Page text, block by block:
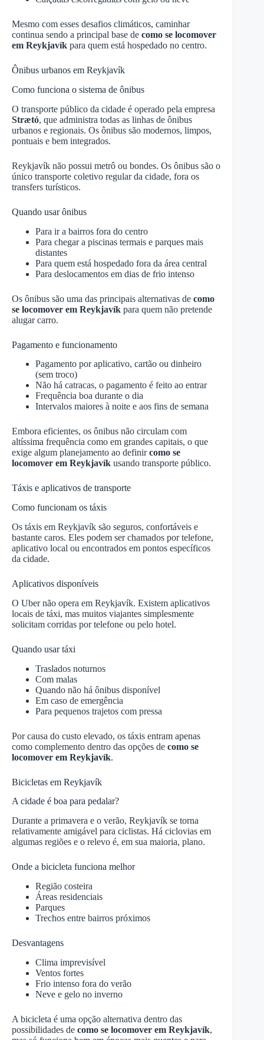
Mesmo com esses desafios climáticos, caminhar
continua sendo a principal base de como se locomover
em Reykjavík para quem está hospedado no centro.
Ônibus urbanos em Reykjavík
Como funciona o sistema de ônibus
O transporte público da cidade é operado pela empresa
Strætó, que administra todas as linhas de ônibus
urbanos e regionais. Os ônibus são modernos, limpos,
pontuais e bem integrados.
Reykjavík não possui metrô ou bondes. Os ônibus são o
único transporte coletivo regular da cidade, fora os
transfers turísticos.
Quando usar ônibus
Para ir a bairros fora do centro
Para chegar a piscinas termais e parques mais
distantes
Para quem está hospedado fora da área central
Para deslocamentos em dias de frio intenso
Os ônibus são uma das principais alternativas de como
se locomover em Reykjavík para quem não pretende
alugar carro.
Pagamento e funcionamento
Pagamento por aplicativo, cartão ou dinheiro
(sem troco)
Não há catracas, o pagamento é feito ao entrar
Frequência boa durante o dia
Intervalos maiores à noite e aos fins de semana
Embora eficientes, os ônibus não circulam com
altíssima frequência como em grandes capitais, o que
exige algum planejamento ao definircomo se
locomover em Reykjavík usando transporte público.
Táxis e aplicativos de transporte
Como funcionam os táxis
Os táxis em Reykjavík são seguros, confortáveis e
bastante caros. Eles podem ser chamados por telefone,
aplicativo local ou encontrados em pontos específicos
da cidade.
Aplicativos disponíveis
O Uber não opera em Reykjavík. Existem aplicativos
locais de táxi, mas muitos viajantes simplesmente
solicitam corridas por telefone ou pelo hotel.
Quando usar táxi
Traslados noturnos
Com malas
Quando não há ônibus disponível
Em caso de emergência
Para pequenos trajetos com pressa
Por causa do custo elevado, os táxis entram apenas
como complemento dentro das opções de como se
locomover em Reykjavík.
Bicicletas em Reykjavík
A cidade é boa para pedalar?
Durante a primavera e o verão, Reykjavík se torna
relativamente amigável para ciclistas. Há ciclovias em
algumas regiões e o relevo é, em sua maioria, plano.
Onde a bicicleta funciona melhor
Região costeira
Áreas residenciais
Parques
Trechos entre bairros próximos
Desvantagens
Clima imprevisível
Ventos fortes
Frio intenso fora do verão
Neve e gelo no inverno
A bicicleta é uma opção alternativa dentro das
possibilidades de como se locomover em Reykjavík,